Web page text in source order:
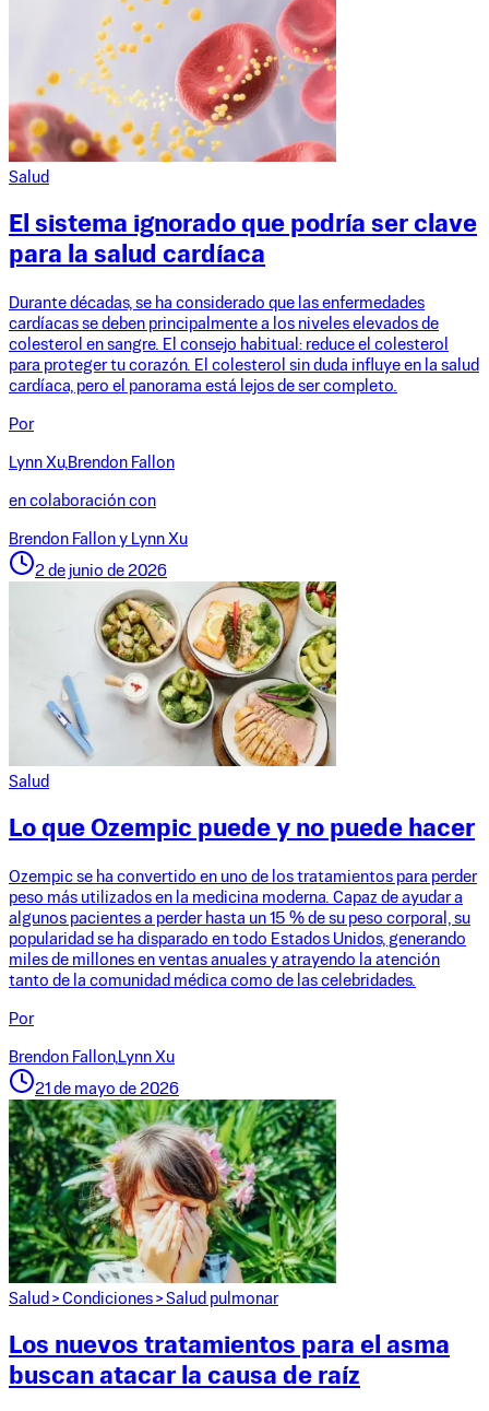
Salud
El sistema ignorado que podría ser clave
para la salud cardíaca
Durante décadas, se ha considerado que las enfermedades
cardíacas se deben principalmente a los niveles elevados de
colesterol en sangre. El consejo habitual: reduce el colesterol
para proteger tu corazón. El colesterol sin duda influye en la salud
cardíaca, pero el panorama está lejos de ser completo.
Por
Lynn Xu,Brendon Fallon
en colaboración con
Brendon Fallon y Lynn Xu
2 de junio de 2026
Salud
Lo que Ozempic puede y no puede hacer
Ozempic se ha convertido en uno de los tratamientos para perder
peso más utilizados en la medicina moderna. Capaz de ayudar a
algunos pacientes a perder hasta un 15 % de su peso corporal, su
popularidad se ha disparado en todo Estados Unidos, generando
miles de millones en ventas anuales y atrayendo la atención
tanto de la comunidad médica como de las celebridades.
Por
Brendon Fallon, Lynn Xu
21 de mayo de 2026
Salud > Condiciones > Salud pulmonar
Los nuevos tratamientos para el asma
buscan atacar la causa de raíz